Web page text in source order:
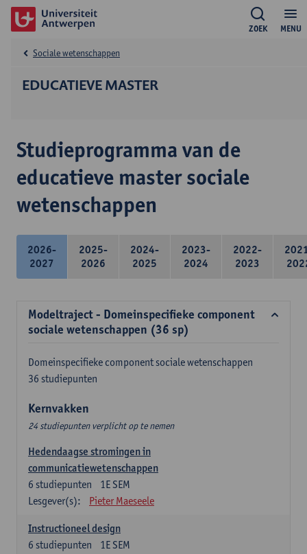
MENU
ZOEK
EDUCATIEVE MASTER
Sociale wetenschappen
Studieprogramma van de
educatieve master sociale
wetenschappen
2026-
2027
2025-
2026
2024-
2025
2023-
2024
2022-
2023
Modeltraject - Domeinspecifieke component
sociale wetenschappen (36 sp)
Domeinspecifieke component sociale wetenschappen
36 studiepunten
Kernvakken
24 studiepunten verplicht op te nemen
Hedendaagse stromingen in
communicatiewetenschappen
1E SEM
6 studiepunten
Lesgever(s):
Pieter Maeseele
Instructioneel design
1E SEM
6 studiepunten